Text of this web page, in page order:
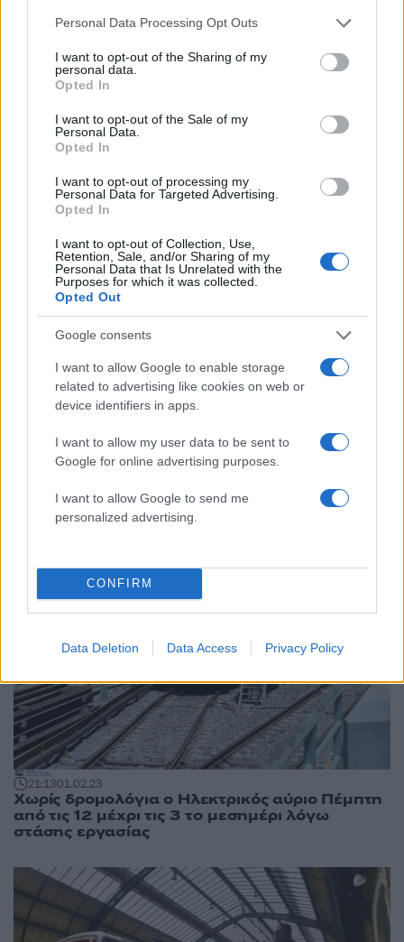
Please note that this website/app uses one or more Google
not limited to your visit or usage behaviour. You may click to
grant or deny consent to Google and its third-party tags to
use your data for below specified purposes in below Google
consent section.
Personal Data Processing Opt Outs
I want to opt-out of the Sharing of my
personal data.
Opted In
I want to opt-out of the Sale of my
Personal Data.
Opted In
I want to opt-out of processing my
Personal Data for Targeted Advertising.
Opted In
I want to opt-out of Collection, Use,
Retention, Sale, and/or Sharing of my
Personal Data that Is Unrelated with the
Purposes for which it was collected.
Opted Out
Google consents
I want to allow Google to enable storage
related to advertising like cookies on web or
device identifiers in apps.
I want to allow my user data to be sent to
Google for online advertising purposes.
I want to allow Google to send me
personalized advertising.
CONFIRM
Data Deletion Data Access Privacy Policy
10:55 02.02.23
Άγρια επίθεση σε 17χρονο στον ΗΣΑΠ στο Νέο
Ηράκλειο
07:35 02.02.23
Ηλεκτρικός: Στάση εργασίας σήμερα από τις 12
21:1301.02.23
Χωρίς δρομολόγια ο Ηλεκτρικός αύριο Πέμπτη
από τις 12 μέχρι τις 3 το μεσημέρι λόγω
στάσης εργασίας